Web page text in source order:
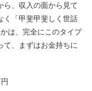
ら、収入の面から見て
く「甲斐甲斐しく世話
は、完全にこのタイプ
て、まずはお金持ちに